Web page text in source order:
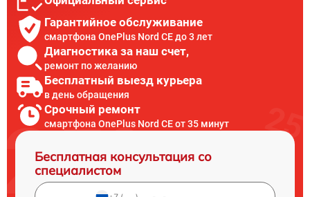
Гарантийное обслуживание
смартфона OnePlus Nord CE до 3 лет
Диагностика за наш счет,
ремонт по желанию
Бесплатный выезд курьера
в день обращения
Срочный ремонт
смартфона OnePlus Nord CE от 35 минут
Бесплатная консультация со
специалистом